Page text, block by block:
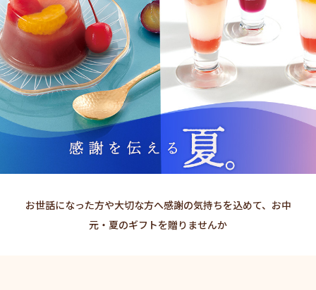
お世話になった方や大切な方へ感謝の気持ちを込めて、お中
元・夏のギフトを贈りませんか